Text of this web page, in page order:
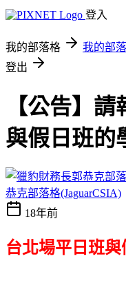
登入
我的部落格 我的部
登出
【公告】
與假日班的
恭克部落格(JaguarCSIA)
18年前
台北場平日班與